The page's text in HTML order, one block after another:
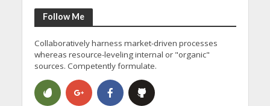
Follow Me
Collaboratively harness market-driven processes
whereas resource-leveling internal or "organic"
sources. Competently formulate.